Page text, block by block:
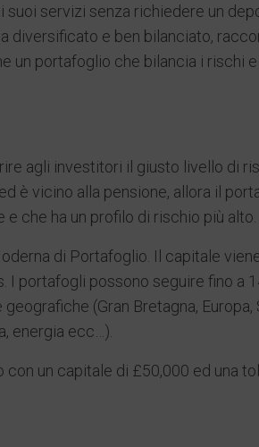
servizi senza richiedere un
diversificato e ben bilanciato,
un portafoglio che bilancia i rischi
agli investitori il giusto livello di
è vicino alla pensione, allora il
che ha un profilo di rischio più alto.
di Portafoglio. Il capitale
I portafogli possono seguire fino a
(Gran Bretagna,
energia ecc…).
un capitale di £50,000 ed una